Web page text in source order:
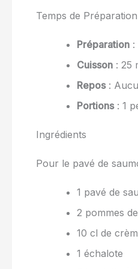
Temps de Préparation
Préparation :
Cuisson : 25
Repos:
Portions: 1
Ingrédients
Pour le pavé de
1 pavé de
2 pommes
10 cl de
1 échalote